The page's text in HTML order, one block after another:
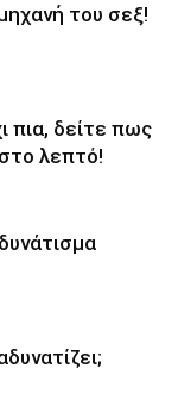
του σεξ!
πια, δείτε πως
λεπτό!